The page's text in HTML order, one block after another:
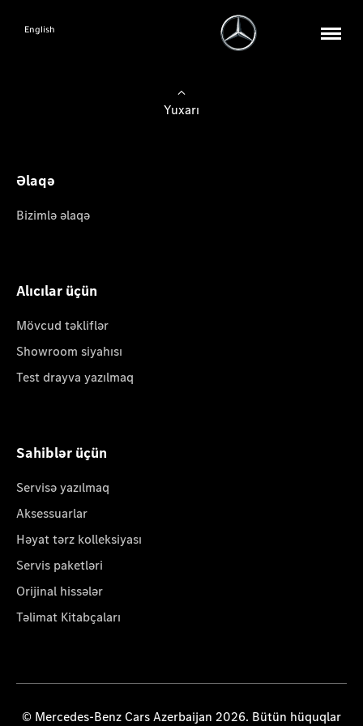
English
Yuxarı
Əlaqə
Bizimlə əlaqə
Alıcılar üçün
Mövcud təkliflər
Showroom siyahısı
Test drayva yazılmaq
Sahiblər üçün
Servisə yazılmaq
Aksessuarlar
Həyat tərz kolleksiyası
Servis paketləri
Orijinal hissələr
Təlimat Kitabçaları
© Mercedes-Benz Cars Azerbaijan 2026. Bütün hüquqlar